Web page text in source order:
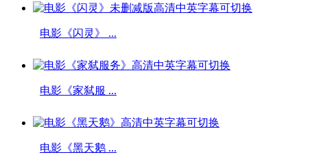
电影《闪灵》 ...
电影《家弑服 ...
电影《黑天鹅 ...